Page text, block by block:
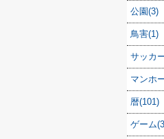
公園(3)
鳥害(1)
サッカ
マンホ
暦(101)
ゲーム